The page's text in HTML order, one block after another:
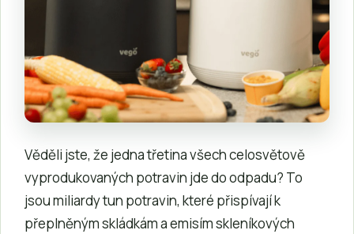
Věděli jste, že jedna třetina všech celosvětově
vyprodukovaných potravin jde do odpadu? To
jsou miliardy tun potravin, které přispívají k
přeplněným skládkám a emisím skleníkových